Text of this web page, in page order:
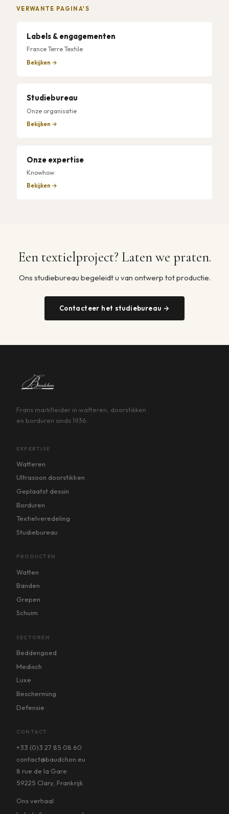
VERWANTE PAGINA'S
Labels & engagementen
France Terre Textile
Bekijken →
Studiebureau
Onze organisatie
Bekijken →
Onze expertise
Knowhow
Bekijken →
Een textielproject? Laten we praten.
Ons studiebureau begeleidt u van ontwerp tot productie.
Contacteer het studiebureau →
Frans marktleider in watteren, doorstikken
en borduren sinds 1936.
EXPERTISE
Watteren
Ultrasoon doorstikken
Geplaatst dessin
Borduren
Textielveredeling
Studiebureau
PRODUCTEN
Watten
Banden
Grepen
Schuim
SECTOREN
Beddengoed
Medisch
Luxe
Bescherming
Defensie
CONTACT
+33 (0)3 27 85 08 60
contact@baudchon.eu
8 rue de la Gare
59225 Clary, Frankrijk
Ons verhaal